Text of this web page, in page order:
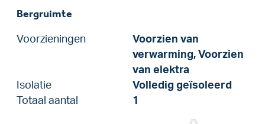
Bergruimte
Voorzieningen
Voorzien van
verwarming, Voorzien
van elektra
Isolatie
Volledig geïsoleerd
Totaal aantal
1